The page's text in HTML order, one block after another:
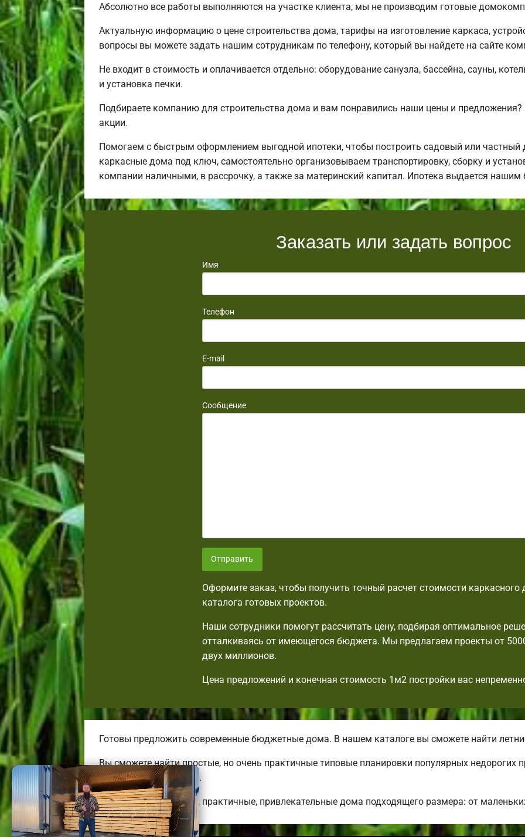
Абсолютно все работы выполняются на участке клиента, мы не производим готовые
Актуальную информацию о цене строительства дома, тарифы на изготовление каркаса,
вопросы вы можете задать нашим сотрудникам по телефону, который вы найдете на сайте
Не входит в стоимость и оплачивается отдельно: оборудование санузла, бассейна, сауны,
и установка печки.
Подбираете компанию для строительства дома и вам понравились наши цены и
акции.
Помогаем с быстрым оформлением выгодной ипотеки, чтобы построить садовый или
каркасные дома под ключ, самостоятельно организовываем транспортировку, сборку и
компании наличными, в рассрочку, а также за материнский капитал. Ипотека выдается
Заказать или задать вопрос
Имя
Телефон
E-mail
Сообщение
Отправить
Оформите заказ, чтобы получить точный расчет стоимости каркасного
каталога готовых проектов.
Наши сотрудники помогут рассчитать цену, подбирая оптимальное
отталкиваясь от имеющегося бюджета. Мы предлагаем проекты от
двух миллионов.
Цена предложений и конечная стоимость 1м2 постройки вас
Готовы предложить современные бюджетные дома. В нашем каталоге вы сможете найти
Вы сможете найти простые, но очень практичные типовые планировки популярных недорогих
изменить на свой вкус.
Строим оригинальные, практичные, привлекательные дома подходящего размера: от